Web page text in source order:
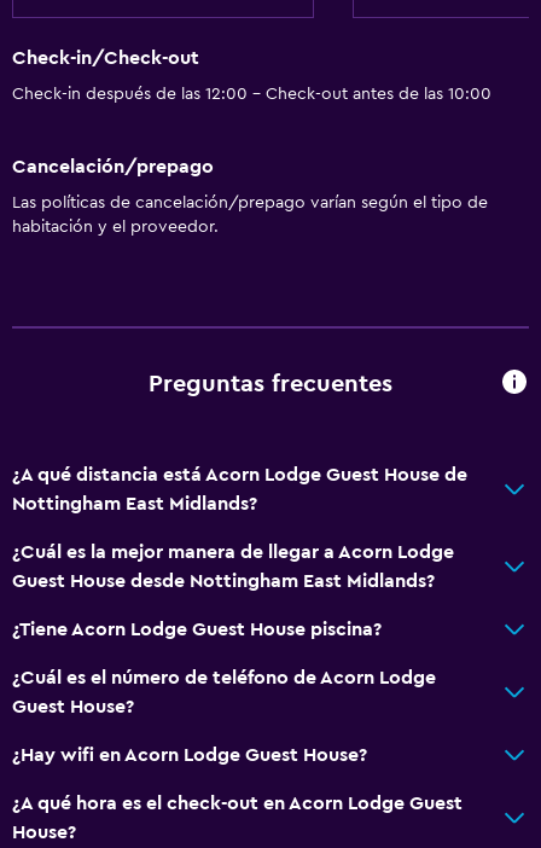
Check-in/Check-out
Check-in después de las 12:00 - Check-out antes de las 10:00
Cancelación/prepago
Las políticas de cancelación/prepago varían según el tipo de
habitación y el proveedor.
Preguntas frecuentes
¿A qué distancia está Acorn Lodge Guest House de
Nottingham East Midlands?
¿Cuál es la mejor manera de llegar a Acorn Lodge
Guest House desde Nottingham East Midlands?
¿Tiene Acorn Lodge Guest House piscina?
¿Cuál es el número de teléfono de Acorn Lodge
Guest House?
¿Hay wifi en Acorn Lodge Guest House?
¿A qué hora es el check-out en Acorn Lodge Guest
House?